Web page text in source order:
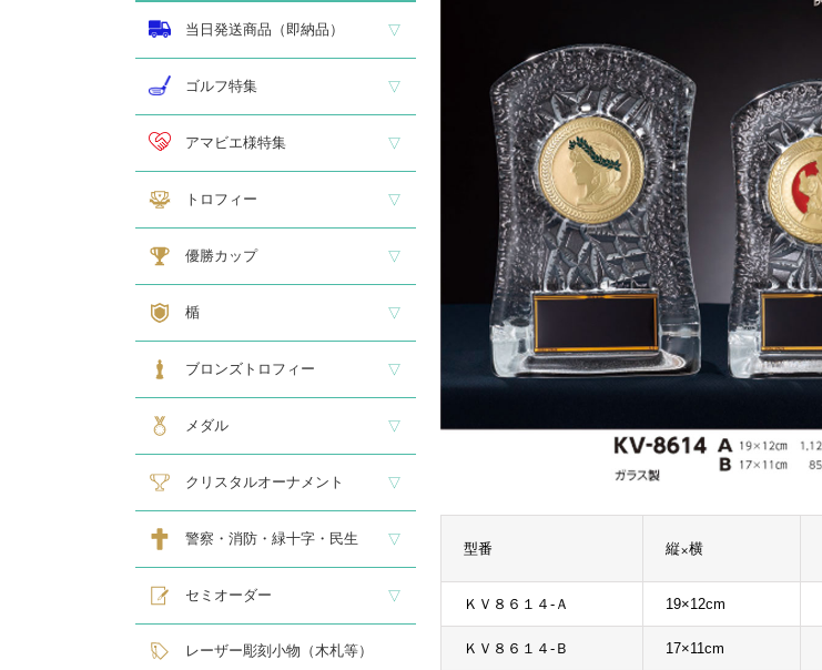
型番 縦×横
ＫＶ８６１４-Ａ 19×12cm
ＫＶ８６１４-Ｂ 17×11cm
当日発送商品（即納品）
即納品 トロフィー
即納品 優勝カップ
即納品 クリスタル
即納品 特価品
ゴルフ特集
ホールインワン
ゴルフ専用カップ
ゴルフ専用ブロンズ
ゴルフ専用クリスタル
アマビエ様特集
アマビエ木札
アマビエボールチェーンキーホルダー
アマビエトロフィー
トロフィー
大型トロフィー
中型トロフィー１
中型トロフィー２
小型トロフィー
メダル交換式トロフィー
ペナント優勝カップ
大型・高級カップ
レリーフ交換式カップ
スタンダードカップ
デザインカップ
ゴルフ専用カップ
オニックスカップ
ガラスカップ
カラーカップ
ゴールドカップ
プラスチックカップ
ペナント
楯
スタンダード楯１
スタンダード楯２
スタンダード楯３
ゴルフ・野球・サッカー
その他スポーツ、文化系専用楯
メダル・レリーフ交換式楯
ハローキティ楯
ブロンズトロフィー
スタンダードブロンズ
各種専用ブロンズ
ゴルフ専用ブロンズ
メダル・レリーフ交換式ブロンズ
ハローキティブロンズ
メダル
スタンダードメダル
大きなメダル(70mmφ～)
レリーフ式勲章型メダル
オリジナルメダル
メダルケース
クリスタルオーナメント
スタンダードクリスタル１
スタンダードクリスタル２
ゴルフ専用クリスタル
警察・消防・緑十字・民生
レリーフ交換式各種
民生・緑十字専用楯
自衛隊専用
警察消防関連メダル
セミオーダー
サンドブラスト
レーザー彫刻楯
フルカラーダイレクトプリント
インクジェットプリントエポ
オリジナル木札
レーザー彫刻小物（木札等）